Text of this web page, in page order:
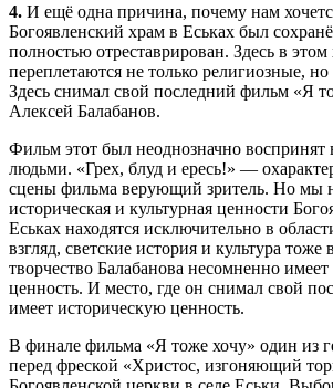
4. И ещё одна причина, почему нам
Богоявленский храм в Еськах был
полностью отреставрирован. Здесь в этом
переплетаются не только религиозные,
Здесь снимал свой последний фильм «Я
Алексей Балабанов.
Фильм этот был неоднозначно
людьми. «Грех, блуд и ересь!» —
сцены фильма верующий зритель. Но мы
историческая и культурная ценности
Еськах находятся исключительно в
взгляд, светские история и культура
творчество Балабанова несомненно
ценность. И место, где он снимал свой
имеет историческую ценность.
В финале фильма «Я тоже хочу» один из
перед фреской «Христос, изгоняющий